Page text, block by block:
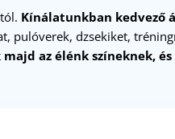
Kínálatunkban kedvező
pulóverek, dzsekiket,
az élénk színeknek,